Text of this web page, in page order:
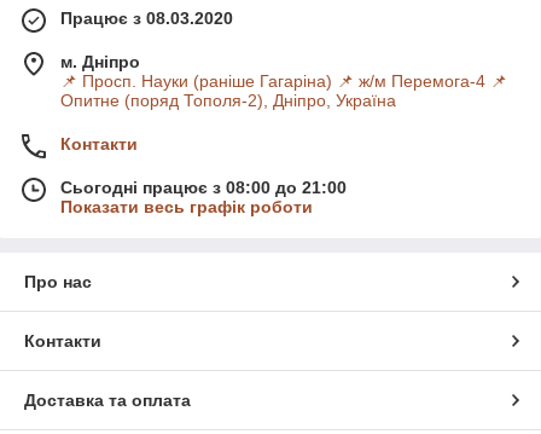
Працює з 08.03.2020
м. Дніпро
📌 Просп. Науки (раніше Гагаріна) 📌 ж/м Перемога-4 📌
Опитне (поряд Тополя-2), Дніпро, Україна
Контакти
Сьогодні працює з 08:00 до 21:00
Показати весь графік роботи
Про нас
Контакти
Доставка та оплата